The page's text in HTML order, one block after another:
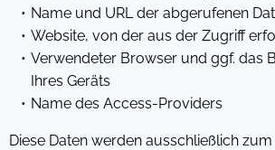
Name und URL der abgerufenen
Website, von der aus der Zugriff
Verwendeter Browser und ggf. das
Ihres Geräts
Name des Access-Providers
Diese Daten werden ausschließlich